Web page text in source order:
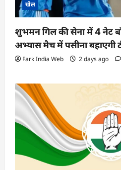
खेल
शुभमन गिल की सेना में 4 नेट
अभ्यास मैच में पसीना बहाएगी
Fark India Web 2 days ago